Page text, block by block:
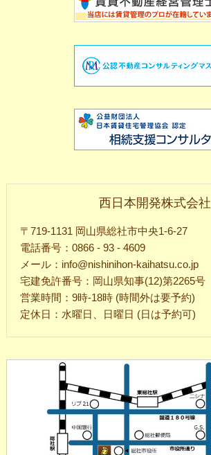
西日本開発株式会社
〒719-1131 岡山県総社市中央1-6-27
電話番号：0866 - 93 - 4609
メール：info@nishinihon-kaihatsu.co.jp
宅建免許番号：岡山県知事(12)第2265号
営業時間：9時-18時 (時間外は要予約)
定休日：水曜日、日曜日 (日は予約可)